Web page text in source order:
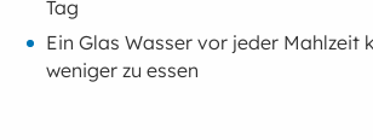
Tag
Ein Glas Wasser vor jeder Mahlzeit
weniger zu essen